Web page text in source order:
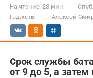
На чтение: 28 мин
Гаджеты
Алексей
Срок службы
от 9 до 5, а